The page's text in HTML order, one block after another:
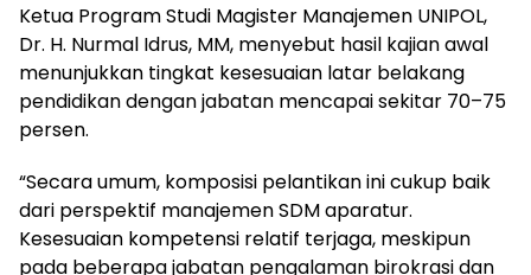
Ketua Program Studi Magister Manajemen UNIPOL,
Dr. H. Nurmal Idrus, MM, menyebut hasil kajian awal
menunjukkan tingkat kesesuaian latar belakang
pendidikan dengan jabatan mencapai sekitar 70–75
persen.
“Secara umum, komposisi pelantikan ini cukup baik
dari perspektif manajemen SDM aparatur.
Kesesuaian kompetensi relatif terjaga, meskipun
pada beberapa jabatan pengalaman birokrasi dan